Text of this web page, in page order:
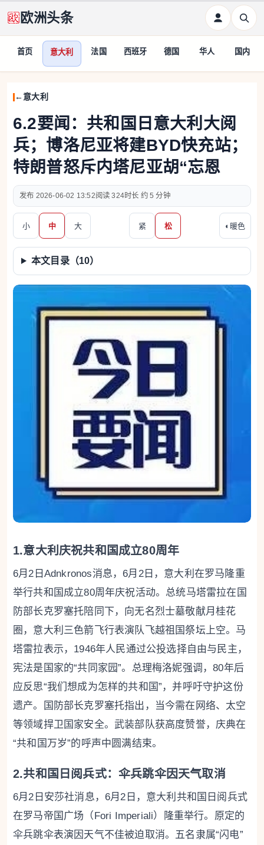
欧洲头条
首页 意大利 法国 西班牙 德国 华人 国内
意大利
6.2要闻：共和国日意大利大阅
兵；博洛尼亚将建BYD快充站；
特朗普怒斥内塔尼亚胡“忘恩
2026-06-02 13:52 324 约 5 分钟
小 中 大 紧 松 ◐ 暖色
本文目录（10）
1.意大利庆祝共和国成立80周年
6月2日Adnkronos消息，6月2日，意大利在罗马隆重
举行共和国成立80周年庆祝活动。总统马塔雷拉在国
防部长克罗塞托陪同下，向无名烈士墓敬献月桂花
圈，意大利三色箭飞行表演队飞越祖国祭坛上空。马
塔雷拉表示，1946年人民通过公投选择自由与民主，
宪法是国家的“共同家园”。总理梅洛妮强调，80年后
应反思“我们想成为怎样的共和国”，并呼吁守护这份
遗产。国防部长克罗塞托指出，当今需在网络、太空
等领域捍卫国家安全。武装部队获高度赞誉，庆典在
“共和国万岁”的呼声中圆满结束。
2.共和国日阅兵式：伞兵跳伞因天气取消
6月2日安莎社消息，6月2日，意大利共和国日阅兵式
在罗马帝国广场（Fori Imperiali）隆重举行。原定的
伞兵跳伞表演因天气不佳被迫取消。五名隶属“闪电”